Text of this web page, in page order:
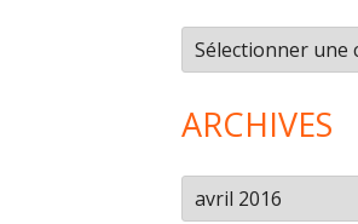
Catégories
ARCHIVES
Archives